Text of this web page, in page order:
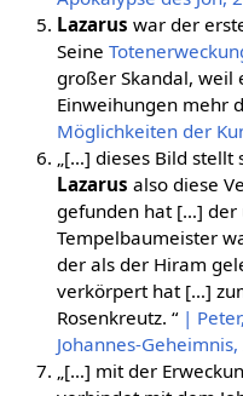
Lazarus war der
Seine
großer Skandal, weil
Einweihungen mehr
Möglichkeiten der
„[…] dieses Bild stellt
Lazarus also diese
gefunden hat […] der
Tempelbaumeister
der als der Hiram
verkörpert hat […]
Rosenkreutz. “ |
Johannes-
„[…] mit der